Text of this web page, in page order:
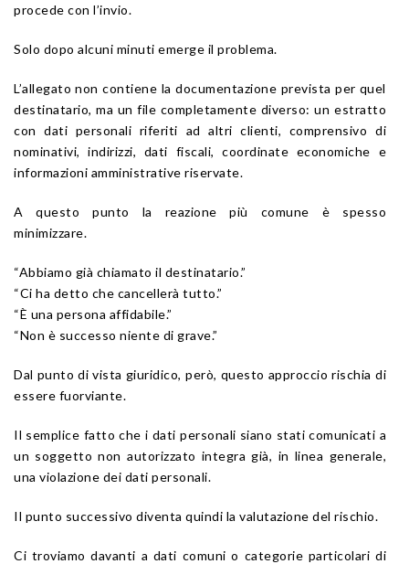
procede con l’invio.
Solo dopo alcuni minuti emerge il problema.
L’allegato non contiene la documentazione prevista per quel
destinatario, ma un file completamente diverso: un estratto
con dati personali riferiti ad altri clienti, comprensivo di
nominativi, indirizzi, dati fiscali, coordinate economiche e
informazioni amministrative riservate.
A questo punto la reazione più comune è spesso
minimizzare.
“Abbiamo già chiamato il destinatario.”
“Ci ha detto che cancellerà tutto.”
“È una persona affidabile.”
“Non è successo niente di grave.”
Dal punto di vista giuridico, però, questo approccio rischia di
essere fuorviante.
Il semplice fatto che i dati personali siano stati comunicati a
un soggetto non autorizzato integra già, in linea generale,
una violazione dei dati personali.
Il punto successivo diventa quindi la valutazione del rischio.
Ci troviamo davanti a dati comuni o categorie particolari di